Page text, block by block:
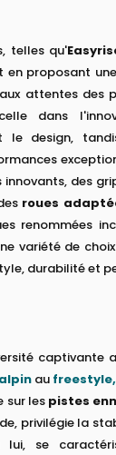
telles qu'
en proposant
attentes des
dans
le design,
des
roues
renommées
variété de
durabilité et
captivante
au freestyle,
sur les pistes
privilégie la
lui, se